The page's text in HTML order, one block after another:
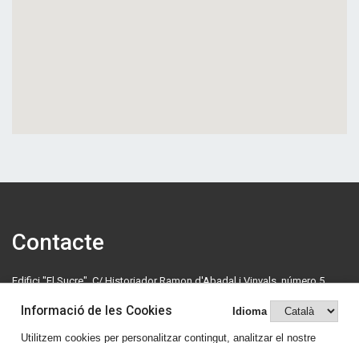
Contacte
Edifici "El Sucre", C/ Historiador Ramon d'Abadal i Vinyals, número 5,
cedosona@cedosona.org
Informació de les Cookies Idioma
Utilitzem cookies per personalitzar contingut, analitzar el nostre